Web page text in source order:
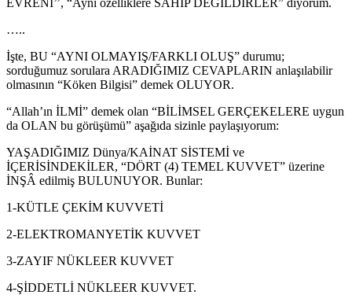
…..
İşte, BU “AYNI OLMAYIŞ/FARKLI OLUŞ” durumu;
sorduğumuz sorulara ARADIĞIMIZ CEVAPLARIN anlaşılabilir
olmasının “Köken Bilgisi” demek OLUYOR.
“Allah’ın İLMİ” demek olan “BİLİMSEL GERÇEKELERE uygun
da OLAN bu görüşümü” aşağıda sizinle paylaşıyorum:
YAŞADIĞIMIZ Dünya/KAİNAT SİSTEMİ ve
İÇERİSİNDEKİLER, “DÖRT (4) TEMEL KUVVET” üzerine
İNŞÂ edilmiş BULUNUYOR. Bunlar:
1-KÜTLE ÇEKİM KUVVETİ
2-ELEKTROMANYETİK KUVVET
3-ZAYIF NÜKLEER KUVVET
4-ŞİDDETLİ NÜKLEER KUVVET.